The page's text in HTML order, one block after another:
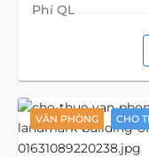
Phí QL
VĂN PHÒNG CHO